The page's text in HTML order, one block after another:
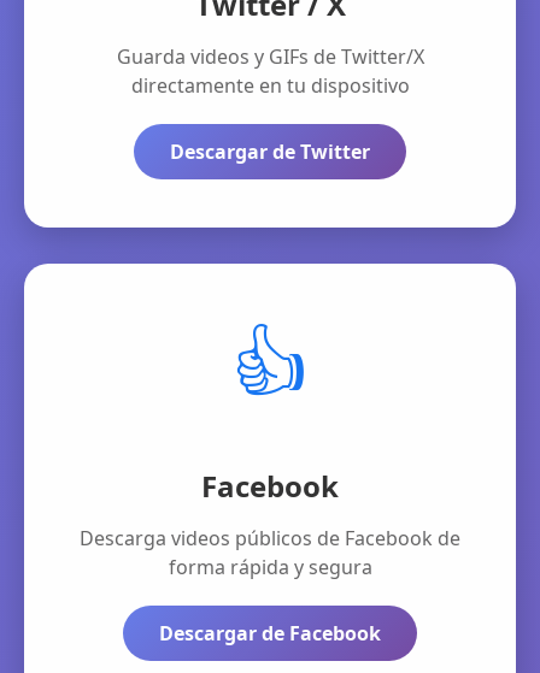
Guarda videos y GIFs de Twitter/X
directamente en tu dispositivo
Descargar de Twitter
👍
Facebook
Descarga videos públicos de Facebook de
forma rápida y segura
Descargar de Facebook